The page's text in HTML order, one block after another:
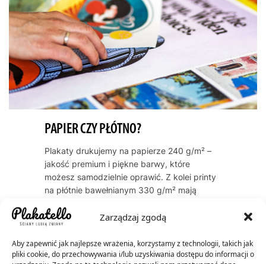
Zarządzaj zgodą
Aby zapewnić jak najlepsze wrażenia, korzystamy z technologii, takich jak
pliki cookie, do przechowywania i/lub uzyskiwania dostępu do informacji o
PAPIER CZY PŁÓTNO?
Plakaty drukujemy na papierze 240 g/m² –
jakość premium i piękne barwy, które
możesz samodzielnie oprawić. Z kolei printy
na płótnie bawełnianym 330 g/m² mają
dostarczamy je oprawione w ramę. Oba
warianty cechują się trwałością kolorów
przez dekady – do 60 lat dla plakatów, do
200 lat dla płócien.